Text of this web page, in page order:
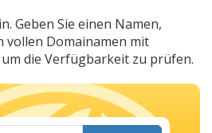
Geben Sie einen Namen,
vollen Domainamen mit
die Verfügbarkeit zu prüfen.